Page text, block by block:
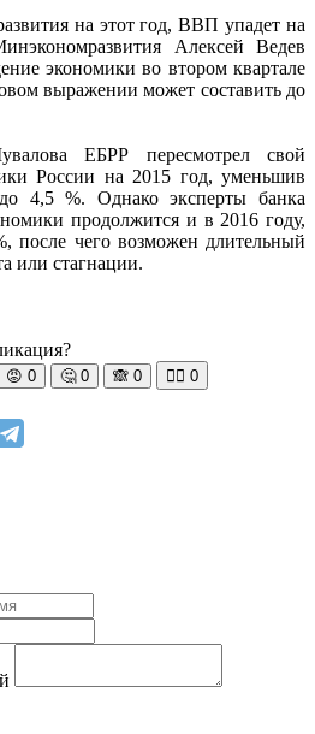
на этот год, ВВП упадет на
Алексей Ведев
экономики во втором квартале
выражении может составить до
ЕБРР пересмотрел свой
России на 2015 год, уменьшив
4,5 %. Однако эксперты банка
продолжится и в 2016 году,
после чего возможен длительный
или стагнации.
😡 0 🤔 0 🙈 0 🧘‍♀️ 0